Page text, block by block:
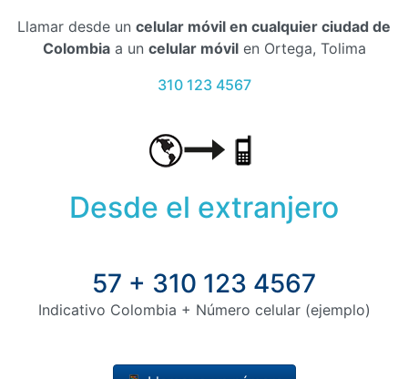
Llamar desde un celular móvil en cualquier ciudad de
Colombiaa un celular móvilen Ortega, Tolima
310 123 4567
Desde el extranjero
57 + 310 123 4567
Indicativo Colombia + Número celular (ejemplo)